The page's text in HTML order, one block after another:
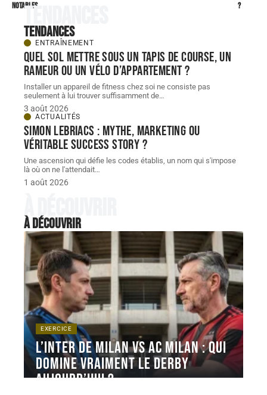
notables
?
Tendances
Tendances
ENTRAÎNEMENT
Quel sol mettre sous un tapis de course, un
rameur ou un vélo d’appartement ?
Installer un appareil de fitness chez soi ne consiste pas
seulement à lui trouver suffisamment de…
3 août 2026
ACTUALITÉS
Simon Lebriacs : mythe, marketing ou
véritable success story ?
Une ascension qui défie les codes établis, un nom qui s'impose
là où on ne l'attendait…
1 août 2026
À découvrir
À découvrir
EXERCICE
L’inter de milan vs ac milan : qui
domine vraiment le derby
aujourd’hui ?